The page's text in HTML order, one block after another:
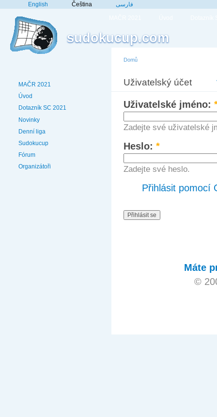
English Čeština فارسی
sudokucup.com
MAČR 2021
Úvod
Dotazník SC 2021
Novinky
Denní liga
Sudokucup
Fórum
Organizátoři
Domů
Uživatelský účet
Uživatelské jméno:
Zadejte své uživatelské
Heslo: *
Zadejte své heslo.
Přihlásit pomocí
Máte
©